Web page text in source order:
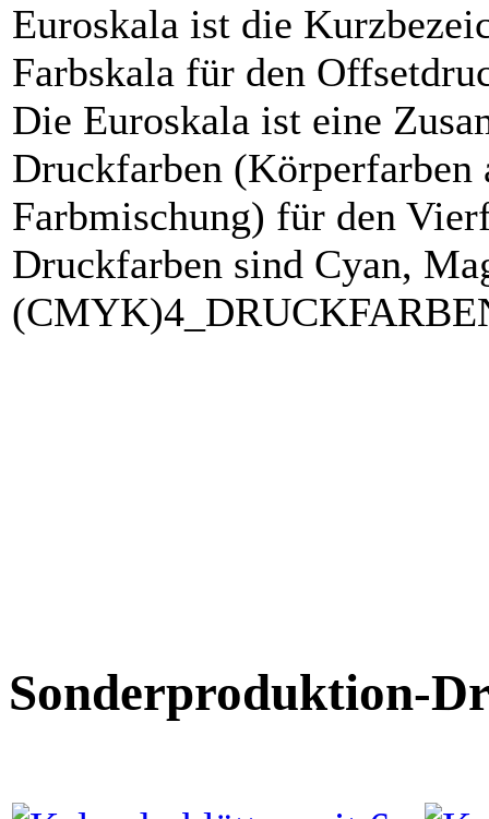
Euroskala ist die
Farbskala für den
Die Euroskala ist eine
Druckfarben (Körperfarben
Farbmischung) für den
Druckfarben sind Cyan,
Sonderproduktion-